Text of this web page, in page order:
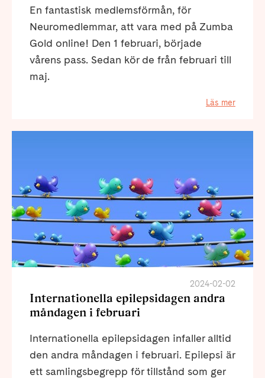
En fantastisk medlemsförmån, för
Neuromedlemmar, att vara med på Zumba
Gold online! Den 1 februari, började
vårens pass. Sedan kör de från februari till
maj.
Läs mer
2024-02-02
Internationella epilepsidagen andra
måndagen i februari
Internationella epilepsidagen infaller alltid
den andra måndagen i februari. Epilepsi är
ett samlingsbegrepp för tillstånd som ger